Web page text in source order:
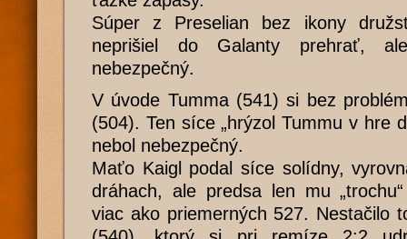
Súper z Preselian bez ikony
neprišiel do Galanty prehrať,
nebezpečný.
V úvode Tumma (541) si bez
(504). Ten síce „hrýzol Tummu v hre
nebol nebezpečný.
Maťo Kaigl podal síce solídny,
dráhach, ale predsa len mu
viac ako priemerných 527. Nestačilo